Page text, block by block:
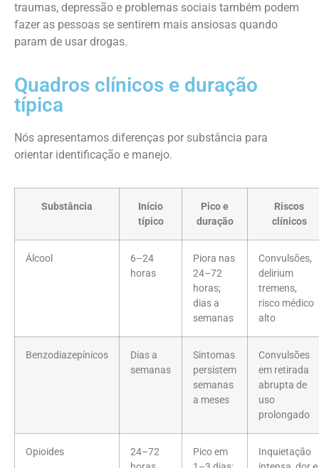
traumas, depressão e problemas sociais também podem
fazer as pessoas se sentirem mais ansiosas quando
param de usar drogas.
Quadros clínicos e duração
típica
Nós apresentamos diferenças por substância para
orientar identificação e manejo.
Substância
Início
típico
Pico e
duração
Riscos
clínicos
Álcool
6–24
horas
Piora nas
24–72
horas;
dias a
semanas
Convulsões,
delirium
tremens,
risco médico
alto
Benzodiazepínicos
Dias a
semanas
Sintomas
persistem
semanas
a meses
Convulsões
em retirada
abrupta de
uso
prolongado
Opioides
24–72
Pico em
Inquietação